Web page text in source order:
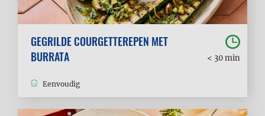
GEGRILDE COURGETTEREPEN MET
BURRATA
< 30 min
Eenvoudig